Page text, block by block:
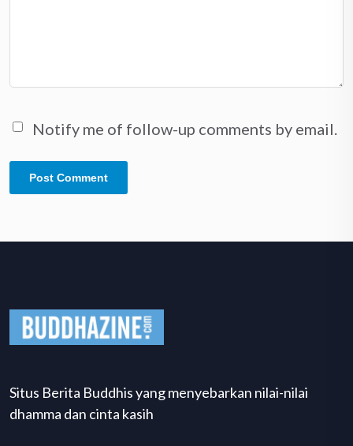
Notify me of follow-up comments by email.
Situs Berita Buddhis yang menyebarkan nilai-nilai
dhamma dan cinta kasih